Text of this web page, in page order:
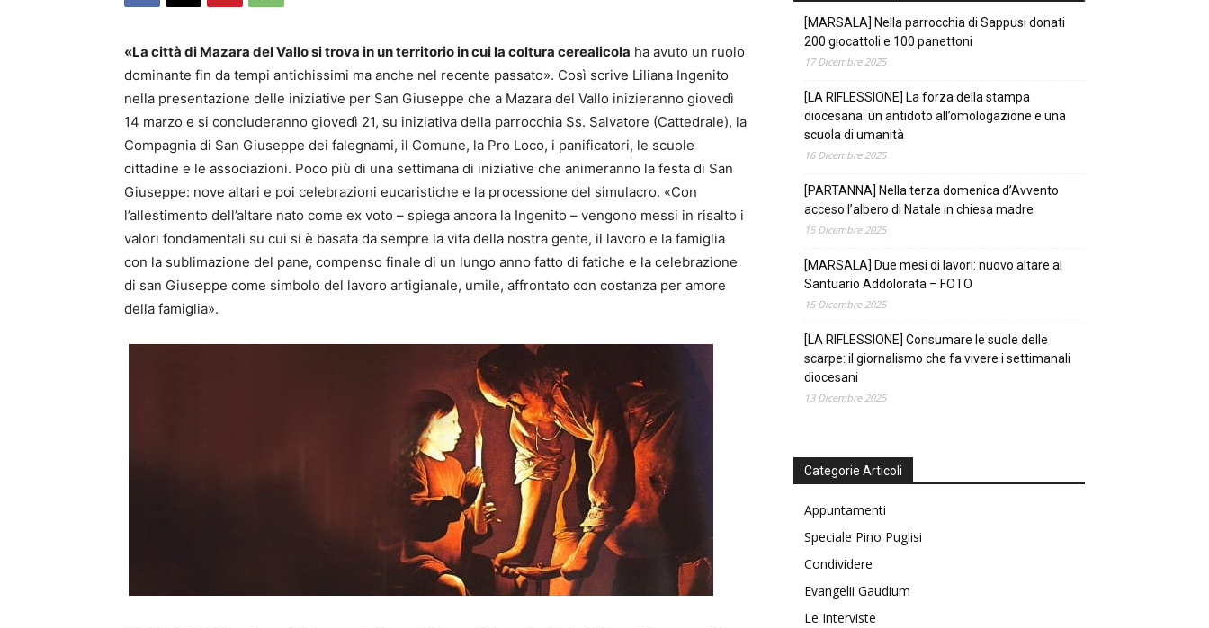
«La città di Mazara del Vallo si trova in un territorio in cui la coltura cerealicola ha avuto un ruolo
dominante fin da tempi antichissimi ma anche nel recente passato». Così scrive Liliana Ingenito
nella presentazione delle iniziative per San Giuseppe che a Mazara del Vallo inizieranno giovedì
14 marzo e si concluderanno giovedì 21, su iniziativa della parrocchia Ss. Salvatore (Cattedrale), la
Compagnia di San Giuseppe dei falegnami, il Comune, la Pro Loco, i panificatori, le scuole
cittadine e le associazioni. Poco più di una settimana di iniziative che animeranno la festa di San
Giuseppe: nove altari e poi celebrazioni eucaristiche e la processione del simulacro. «Con
l’allestimento dell’altare nato come ex voto – spiega ancora la Ingenito – vengono messi in risalto i
valori fondamentali su cui si è basata da sempre la vita della nostra gente, il lavoro e la famiglia
con la sublimazione del pane, compenso finale di un lungo anno fatto di fatiche e la celebrazione
di san Giuseppe come simbolo del lavoro artigianale, umile, affrontato con costanza per amore
della famiglia».
[MARSALA] Nella parrocchia di Sappusi donati
200 giocattoli e 100 panettoni
17 Dicembre 2025
[LA RIFLESSIONE] La forza della stampa
diocesana: un antidoto all’omologazione e una
scuola di umanità
16 Dicembre 2025
[PARTANNA] Nella terza domenica d’Avvento
acceso l’albero di Natale in chiesa madre
15 Dicembre 2025
[MARSALA] Due mesi di lavori: nuovo altare al
Santuario Addolorata – FOTO
15 Dicembre 2025
[LA RIFLESSIONE] Consumare le suole delle
scarpe: il giornalismo che fa vivere i settimanali
diocesani
13 Dicembre 2025
Categorie Articoli
Appuntamenti
Speciale Pino Puglisi
Condividere
Evangelii Gaudium
Le Interviste